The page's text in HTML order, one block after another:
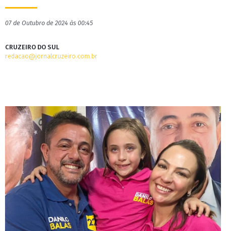
07 de Outubro de 2024 às 00:45
CRUZEIRO DO SUL
redacao@jornalcruzeiro.com.br